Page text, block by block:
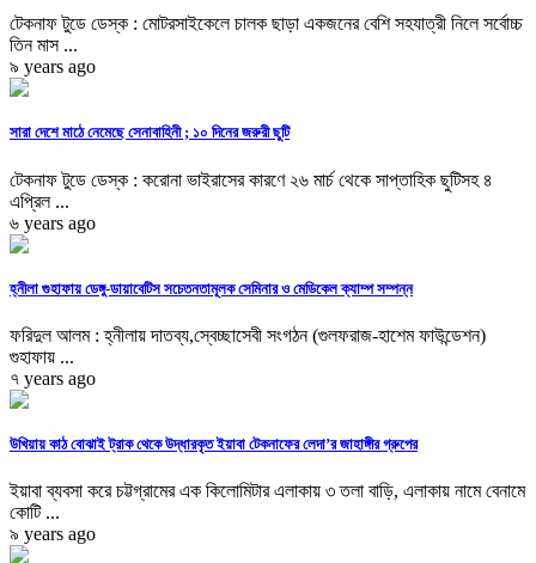
টেকনাফ টুডে ডেস্ক : মোটরসাইকেলে চালক ছাড়া একজনের বেশি সহযাত্রী নিলে সর্বোচ্চ
তিন মাস ...
৯ years ago
সারা দেশে মাঠে নেমেছে সেনাবাহিনী ; ১০ দিনের জরুরী ছুটি
টেকনাফ টুডে ডেস্ক : করোনা ভাইরাসের কারণে ২৬ মার্চ থেকে সাপ্তাহিক ছুটিসহ ৪
এপ্রিল ...
৬ years ago
হ্নীলা গুহাফায় ডেঙ্গু-ডায়াবেটিস সচেতনতামূলক সেমিনার ও মেডিকেল ক্যাম্প সম্পন্ন
ফরিদুল আলম : হ্নীলায় দাতব্য,স্বেচ্ছাসেবী সংগঠন (গুলফরাজ-হাশেম ফাউন্ডেশন)
গুহাফায় ...
৭ years ago
উখিয়ায় কাঠ বোঝাই ট্রাক থেকে উদ্ধারকৃত ইয়াবা টেকনাফের লেদা’র জাহাঙ্গীর গ্রুপের
ইয়াবা ব্যবসা করে চট্টগ্রামের এক কিলোমিটার এলাকায় ৩ তলা বাড়ি, এলাকায় নামে বেনামে
কোটি ...
৯ years ago